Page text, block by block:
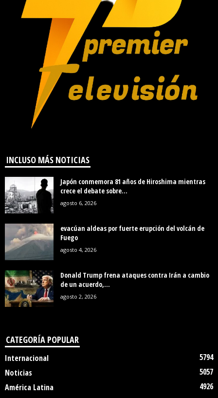
INCLUSO MÁS NOTICIAS
Japón conmemora 81 años de Hiroshima mientras
crece el debate sobre...
agosto 6, 2026
evacúan aldeas por fuerte erupción del volcán de
Fuego
agosto 4, 2026
Donald Trump frena ataques contra Irán a cambio
de un acuerdo,...
agosto 2, 2026
CATEGORÍA POPULAR
Internacional
5794
Noticias
5057
América Latina
4926